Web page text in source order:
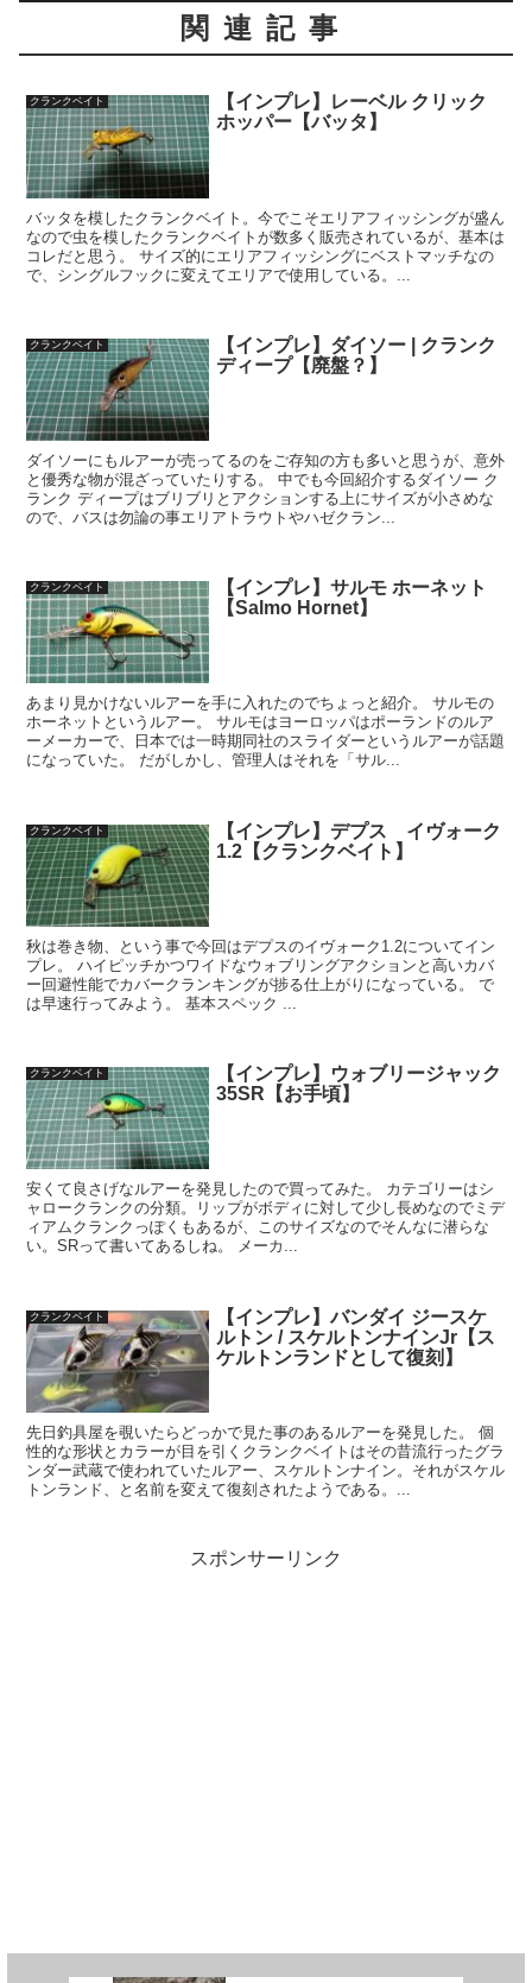
関連記事
クランクベイト
【インプレ】レーベル クリック
ホッパー【バッタ】
バッタを模したクランクベイト。今でこそエリアフィッシングが盛ん
なので虫を模したクランクベイトが数多く販売されているが、基本は
コレだと思う。 サイズ的にエリアフィッシングにベストマッチなの
で、シングルフックに変えてエリアで使用している。...
クランクベイト
【インプレ】ダイソー | クランク
ディープ【廃盤？】
ダイソーにもルアーが売ってるのをご存知の方も多いと思うが、意外
と優秀な物が混ざっていたりする。 中でも今回紹介するダイソー ク
ランク ディープはブリブリとアクションする上にサイズが小さめな
ので、バスは勿論の事エリアトラウトやハゼクラン...
クランクベイト
【インプレ】サルモ ホーネット
【Salmo Hornet】
あまり見かけないルアーを手に入れたのでちょっと紹介。 サルモの
ホーネットというルアー。 サルモはヨーロッパはポーランドのルア
ーメーカーで、日本では一時期同社のスライダーというルアーが話題
になっていた。 だがしかし、管理人はそれを「サル...
クランクベイト
【インプレ】デプス イヴォーク
1.2【クランクベイト】
秋は巻き物、という事で今回はデプスのイヴォーク1.2についてイン
プレ。 ハイピッチかつワイドなウォブリングアクションと高いカバ
ー回避性能でカバークランキングが捗る仕上がりになっている。 で
は早速行ってみよう。 基本スペック ...
クランクベイト
【インプレ】ウォブリージャック
35SR【お手頃】
安くて良さげなルアーを発見したので買ってみた。 カテゴリーはシ
ャロークランクの分類。リップがボディに対して少し長めなのでミデ
ィアムクランクっぽくもあるが、このサイズなのでそんなに潜らな
い。SRって書いてあるしね。 メーカ...
クランクベイト
【インプレ】バンダイ ジースケ
ルトン / スケルトンナインJr【ス
ケルトンランドとして復刻】
先日釣具屋を覗いたらどっかで見た事のあるルアーを発見した。 個
性的な形状とカラーが目を引くクランクベイトはその昔流行ったグラ
ンダー武蔵で使われていたルアー、スケルトンナイン。それがスケル
トンランド、と名前を変えて復刻されたようである。...
スポンサーリンク